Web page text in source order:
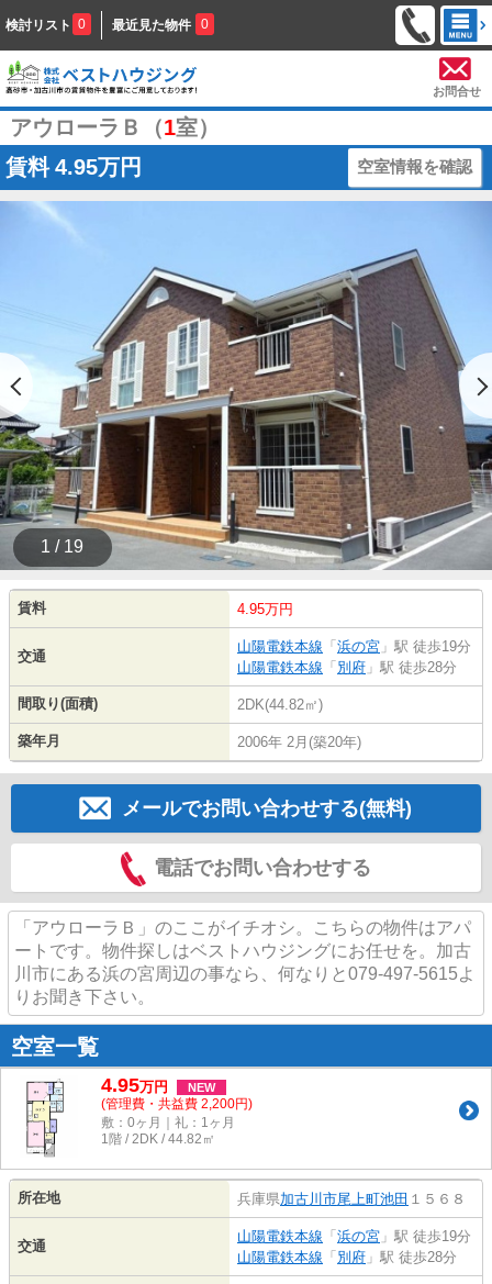
検討リスト 0 最近見た物件 0
お問合せ
アウローラＢ（1室）
賃料 4.95万円 空室情報を確認
1 / 19
賃料 4.95万円
交通
山陽電鉄本線 「 浜の宮 」駅 徒歩19分
山陽電鉄本線 「 別府 」駅 徒歩28分
間取り(面積) 2DK(44.82㎡)
築年月 2006年 2月(築20年)
メールでお問い合わせする(無料)
電話でお問い合わせする
「アウローラＢ」のここがイチオシ。こちらの物件はアパ
ートです。物件探しはベストハウジングにお任せを。加古
川市にある浜の宮周辺の事なら、何なりと079-497-5615よ
りお聞き下さい。
空室一覧
4.95万円 NEW
(管理費・共益費 2,200円)
敷：0ヶ月｜礼：1ヶ月
1階 / 2DK / 44.82㎡
所在地 兵庫県加古川市尾上町池田 １５６８
交通
山陽電鉄本線 「 浜の宮 」駅 徒歩19分
山陽電鉄本線 「 別府 」駅 徒歩28分